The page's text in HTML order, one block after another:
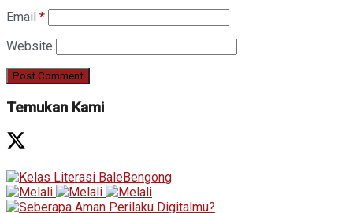
Email *
Website
Temukan Kami